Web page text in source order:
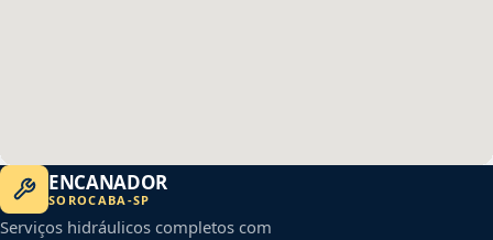
ENCANADOR
SOROCABA -SP
Serviços hidráulicos completos com